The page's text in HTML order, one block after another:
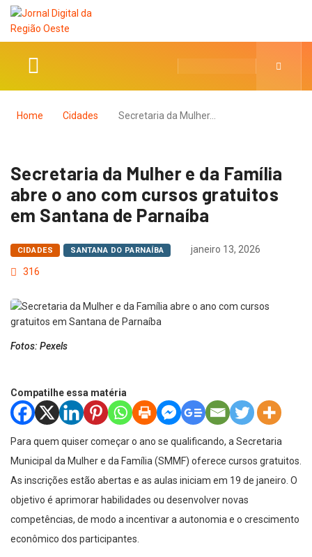
Home Cidades Secretaria da Mulher…
Secretaria da Mulher e da Família
abre o ano com cursos gratuitos
em Santana de Parnaíba
CIDADES SANTANA DO PARNAÍBA
janeiro 13, 2026
316
Fotos: Pexels
Compatilhe essa matéria
Para quem quiser começar o ano se qualificando, a Secretaria
Municipal da Mulher e da Família (SMMF) oferece cursos gratuitos.
As inscrições estão abertas e as aulas iniciam em 19 de janeiro. O
objetivo é aprimorar habilidades ou desenvolver novas
competências, de modo a incentivar a autonomia e o crescimento
econômico dos participantes.